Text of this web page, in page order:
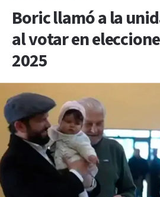
Boric llamó a la
al votar en
2025